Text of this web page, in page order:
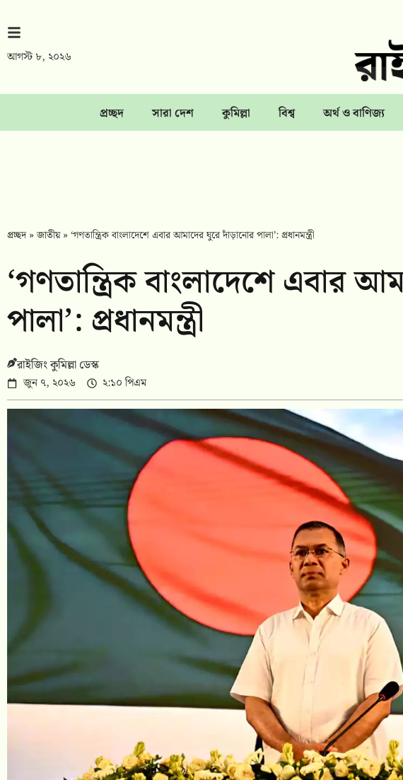
আগস্ট ৮, ২০২৬
প্রচ্ছদ সারা দেশ কুমিল্লা বিশ্ব অর্থ ও বাণিজ্য
প্রচ্ছদ»জাতীয়»‘গণতান্ত্রিক বাংলাদেশে এবার আমাদের ঘুরে দাঁড়ানোর পালা’: প্রধানমন্ত্রী
‘গণতান্ত্রিক বাংলাদেশে এবার
পালা’: প্রধানমন্ত্রী
রাইজিং কুমিল্লা ডেস্ক
জুন ৭, ২০২৬ ২:১০ পিএম